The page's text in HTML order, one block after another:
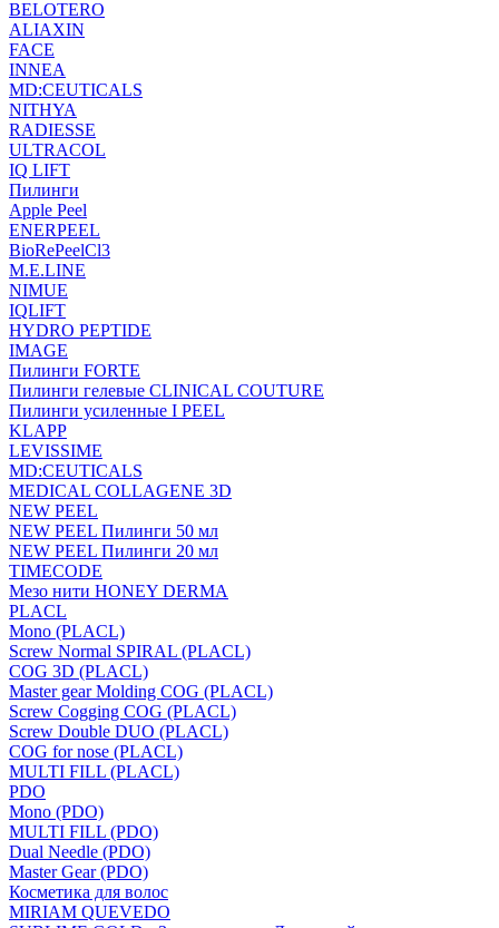
BELOTERO
ALIAXIN
FACE
INNEA
MD:CEUTICALS
NITHYA
RADIESSE
ULTRACOL
IQ LIFT
Пилинги
Apple Peel
ENERPEEL
BioRePeelCl3
M.E.LINE
NIMUE
IQLIFT
HYDRO PEPTIDE
IMAGE
Пилинги FORTE
Пилинги гелевые CLINICAL COUTURE
Пилинги усиленные I PEEL
KLAPP
LEVISSIME
MD:CEUTICALS
MEDICAL COLLAGENE 3D
NEW PEEL
NEW PEEL Пилинги 50 мл
NEW PEEL Пилинги 20 мл
TIMECODE
Мезо нити HONEY DERMA
PLACL
Mono (PLACL)
Screw Normal SPIRAL (PLACL)
COG 3D (PLACL)
Master gear Molding COG (PLACL)
Screw Cogging COG (PLACL)
Screw Double DUO (PLACL)
COG for nose (PLACL)
MULTI FILL (PLACL)
PDO
Mono (PDO)
MULTI FILL (PDO)
Dual Needle (PDO)
Master Gear (PDO)
Косметика для волос
MIRIAM QUEVEDO